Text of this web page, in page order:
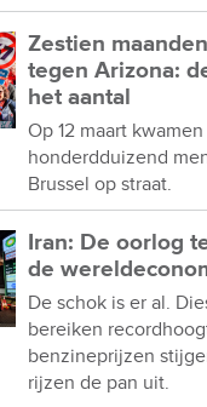
Zestien
tegen Arizona:
het aantal
Op 12 maart
honderdduizend
Brussel op straat.
Iran: De oorlog
de
De schok is er al.
bereiken
benzineprijzen
rijzen de pan uit.